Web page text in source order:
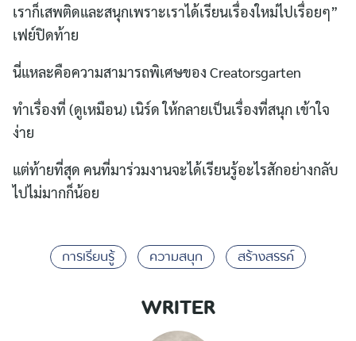
เราก็เสพติดและสนุกเพราะเราได้เรียนเรื่องใหม่ไปเรื่อยๆ”
เฟย์ปิดท้าย
นี่แหละคือความสามารถพิเศษของ Creatorsgarten
ทำเรื่องที่ (ดูเหมือน) เนิร์ด ให้กลายเป็นเรื่องที่สนุก เข้าใจ
ง่าย
แต่ท้ายที่สุด คนที่มาร่วมงานจะได้เรียนรู้อะไรสักอย่างกลับ
ไปไม่มากก็น้อย
การเรียนรู้ ความสนุก สร้างสรรค์
WRITER